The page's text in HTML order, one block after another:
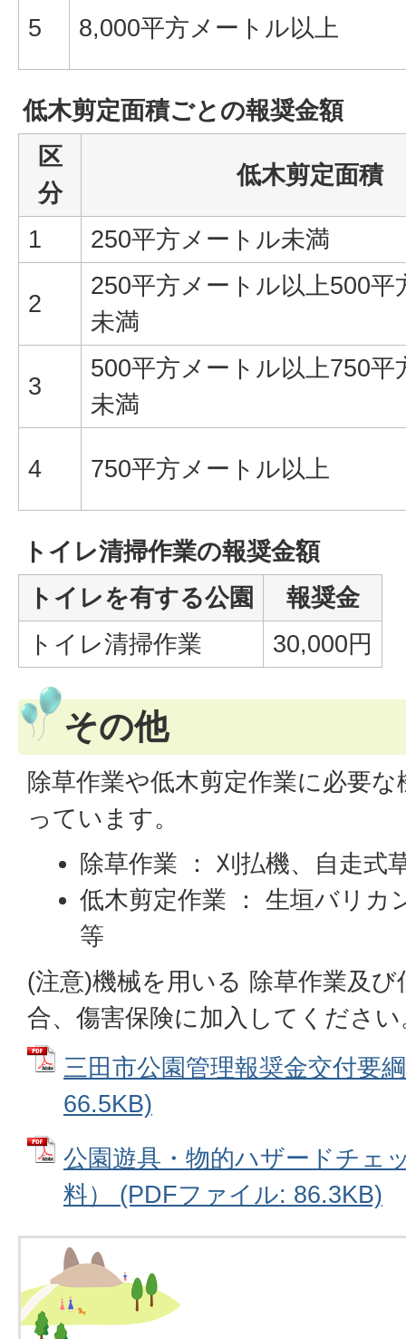
5 8,000平方メートル以上
低木剪定面積ごとの報奨金額
区
分
低木剪定面積
1 250平方メートル未満
2
250平方メートル以上500平
未満
3
500平方メートル以上750平
未満
4 750平方メートル以上
トイレ清掃作業の報奨金額
トイレを有する公園
報奨金
トイレ清掃作業
30,000円
その他
除草作業や低木剪定作業に必要
っています。
除草作業 ： 刈払機、自走式
低木剪定作業 ： 生垣バリカ
等
(注意)機械を用いる 除草作業及
合、傷害保険に加入してください
三田市公園管理報奨金交付要
66.5KB)
公園遊具・物的ハザードチェ
料） (PDFファイル: 86.3KB)